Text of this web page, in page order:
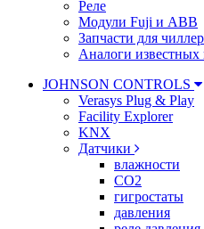
Реле
Модули Fuji и ABB
Запчасти для
Аналоги известных
JOHNSON CONTROLS
Verasys Plug & Play
Facility Explorer
KNX
Датчики
влажности
CO2
гигростаты
давления